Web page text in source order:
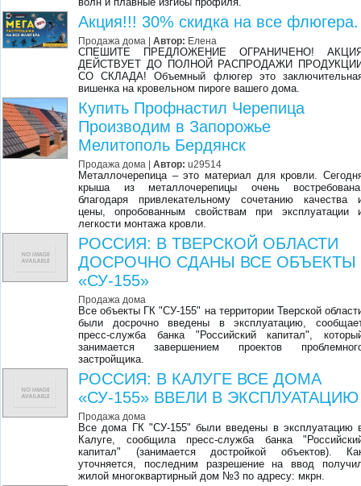
Акция!!! 30% скидка на все флюгера.
Продажа дома |Автор: Елена
СПЕШИТЕ ПРЕДЛОЖЕНИЕ ОГРАНИЧЕНО!
ДЕЙСТВУЕТ ДО ПОЛНОЙ РАСПРОДАЖИ
СО СКЛАДА! Объемный флюгер это
вишенка на кровельном пироге вашего дома.
Купить Профнастил Черепица
Производим в Запорожье
Мелитополь Бердянск
Продажа дома |Автор: u29514
Металлочерепица – это материал для кровли.
крыша из металлочерепицы очень
благодаря привлекательному сочетанию качества
цены, опробованным свойствам при эксплуатации
легкости монтажа кровли.
РОССИЯ: В ТВЕРСКОЙ ОБЛАСТИ
ДОСРОЧНО СДАНЫ ВСЕ ОБЪЕКТЫ
«СУ-155»
Продажа дома
Все объекты ГК "СУ-155" на территории Тверской
были досрочно введены в эксплуатацию,
пресс-служба банка "Российский капитал",
занимается завершением проектов
застройщика.
РОССИЯ: В КАЛУГЕ ВСЕ ДОМА
«СУ-155» ВВЕЛИ В ЭКСПЛУАТАЦИЮ
Продажа дома
Все дома ГК "СУ-155" были введены в эксплуатацию
Калуге, сообщила пресс-служба банка
капитал" (занимается достройкой объектов).
уточняется, последним разрешение на ввод
жилой многоквартирный дом №3 по адресу: мкрн.